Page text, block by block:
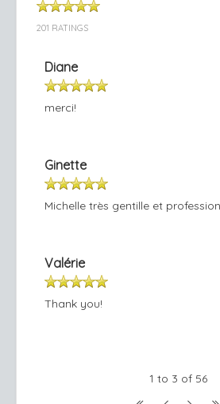
201 RATINGS
Diane
merci!
Ginette
Michelle très gentille et
Valérie
Thank you!
1 to 3 of 56